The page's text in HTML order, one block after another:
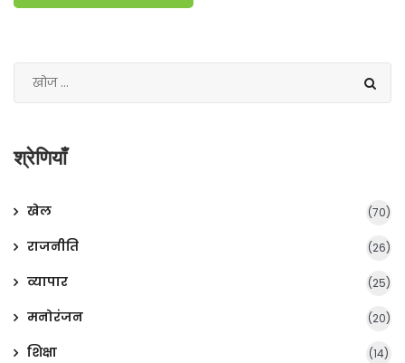
श्रेणियाँ
खेल (70)
राजनीति (26)
व्यापार (25)
मनोरंजन (20)
शिक्षा (14)